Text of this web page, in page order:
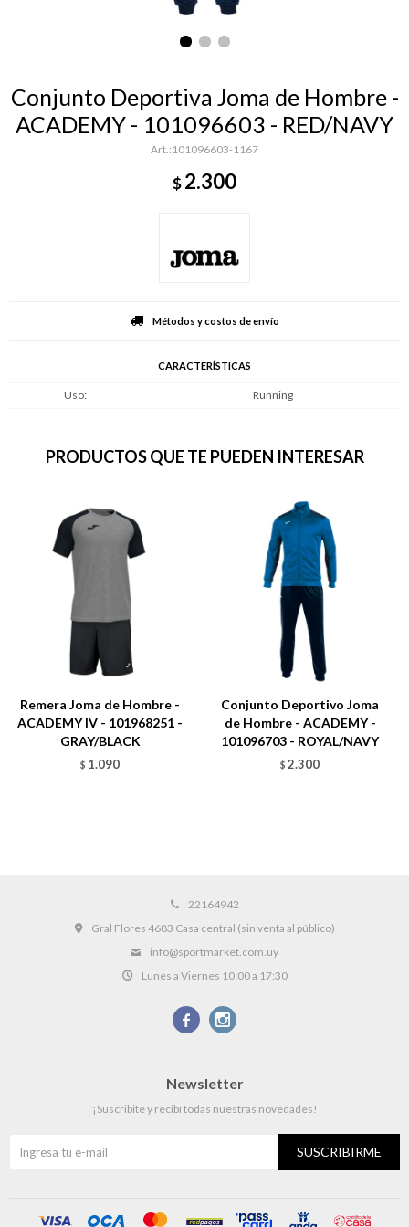
Conjunto Deportiva Joma de Hombre -
ACADEMY - 101096603 - RED/NAVY
101096603-1167
$2.300
Métodos y costos de envío
CARACTERÍSTICAS
Uso Running
PRODUCTOS QUE TE PUEDEN INTERESAR
Remera Joma de Hombre -
ACADEMY IV - 101968251 -
GRAY/BLACK
$ 1.090
Conjunto Deportivo Joma
de Hombre - ACADEMY -
101096703 - ROYAL/NAVY
$ 2.300
22164942
Gral Flores 4683 Casa central (sin venta al público)
info@sportmarket.com.uy
Lunes a Viernes 10:00 a 17:30
 
Newsletter
¡Suscribite y recibí todas nuestras novedades!
SUSCRIBIRME